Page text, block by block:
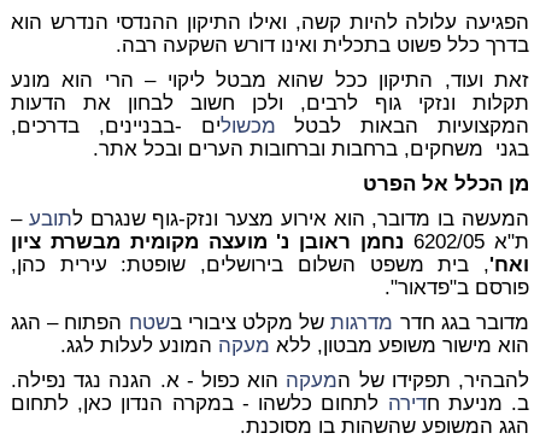
הפגיעה עלולה להיות קשה, ואילו התיקון ההנדסי הנדרש הוא
בדרך כלל פשוט בתכלית ואינו דורש השקעה רבה.
זאת ועוד, התיקון ככל שהוא מבטל ליקוי – הרי הוא מונע
תקלות ונזקי גוף לרבים, ולכן חשוב לבחון את הדעות
המקצועיות הבאות לבטל מכשולים -בבניינים, בדרכים,
בגני משחקים, ברחבות וברחובות הערים ובכל אתר.
מן הכלל אל הפרט
המעשה בו מדובר, הוא אירוע מצער ונזק-גוף שנגרם לתובע –
ת"א 6202/05
נחמן ראובן נ' מועצה מקומית מבשרת ציון
ואח', בית משפט השלום בירושלים, שופטת: עירית כהן,
פורסם ב"פדאור".
מדובר בגג חדר מדרגותשל מקלט ציבורי בשטח הפתוח – הגג
הוא מישור משופע מבטון, ללא מעקה המונע לעלות לגג.
להבהיר, תפקידו של המעקה הוא כפול - א. הגנה נגד נפילה.
ב. מניעת חדירה לתחום כלשהו - במקרה הנדון כאן, לתחום
הגג המשופע שהשהות בו מסוכנת.